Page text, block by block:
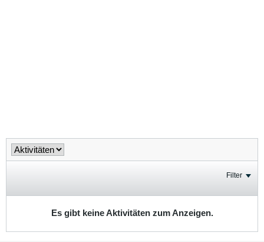
Filter
Es gibt keine Aktivitäten zum Anzeigen.